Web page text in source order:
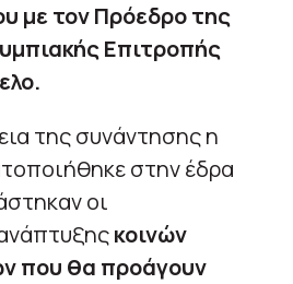
με τον Πρόεδρο της
Επιτροπής
της συνάντησης η
στην έδρα
οι
κοινών
που θα προάγουν